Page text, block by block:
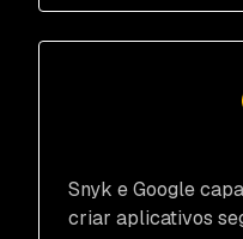
Snyk e Google
criar aplicativos